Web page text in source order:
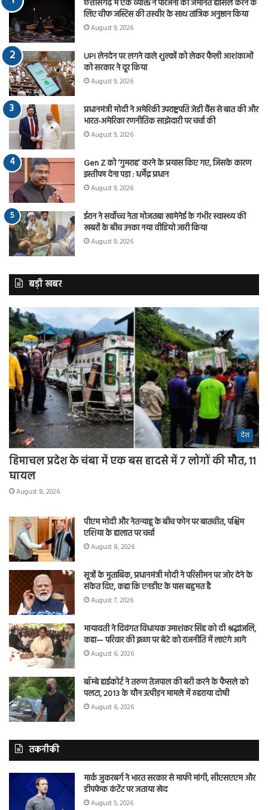
छत्तीसगढ़ में एक व्यक्ति ने परिजनों की जमानत हासिल करने के
लिए चीफ जस्टिस की तस्वीर के साथ तांत्रिक अनुष्ठान किया
August 9, 2026
UPI लेनदेन पर लगने वाले शुल्कों को लेकर फैली आशंकाओं
को सरकार ने दूर किया
August 9, 2026
प्रधानमंत्री मोदी ने अमेरिकी उपराष्ट्रपति जेडी वैंस से बात की और
भारत-अमेरिका रणनीतिक साझेदारी पर चर्चा की
August 9, 2026
Gen Z को ‘गुमराह’ करने के प्रयास किए गए, जिसके कारण
इस्तीफा देना पड़ा : धर्मेंद्र प्रधान
August 9, 2026
ईरान ने सर्वोच्च नेता मोजतबा खामेनेई के गंभीर स्वास्थ्य की
खबरों के बीच उनका नया वीडियो जारी किया
August 9, 2026
बड़ी खबर
देश
हिमाचल प्रदेश के चंबा में एक बस हादसे में 7 लोगों की मौत, 11
घायल
August 8, 2026
पीएम मोदी और नेतन्याहू के बीच फोन पर बातचीत, पश्चिम
एशिया के हालात पर चर्चा
August 8, 2026
सूत्रों के मुताबिक, प्रधानमंत्री मोदी ने परिसीमन पर जोर देने के
संकेत दिए, कहा कि एनडीए के पास बहुमत है
August 7, 2026
मायावती ने दिवंगत विधायक उमाशंकर सिंह को दी श्रद्धांजलि,
कहा— परिवार की इच्छा पर बेटे को राजनीति में लाएंगे आगे
August 6, 2026
बॉम्बे हाईकोर्ट ने तरुण तेजपाल की बरी करने के फैसले को
पलटा, 2013 के यौन उत्पीड़न मामले में ठहराया दोषी
August 6, 2026
तकनीकी
मार्क जुकरबर्ग ने भारत सरकार से माफी मांगी, सीएसएएम और
डीपफेक कंटेंट पर जताया खेद
August 5, 2026